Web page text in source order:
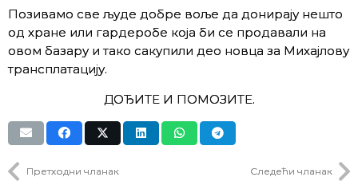
Позивамо све људе добре воље да донирају нешто
од хране или гардеробе која би се продавали на
овом базару и тако сакупили део новца за Михајлову
трансплатацију.
ДОЂИТЕ И ПОМОЗИТЕ.
Претходни чланак Следећи чланак